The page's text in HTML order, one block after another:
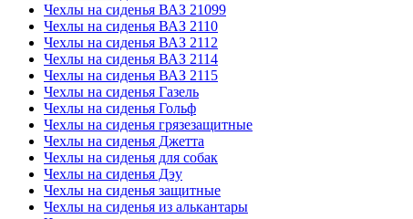
Чехлы на сиденья ВАЗ 21099
Чехлы на сиденья ВАЗ 2110
Чехлы на сиденья ВАЗ 2112
Чехлы на сиденья ВАЗ 2114
Чехлы на сиденья ВАЗ 2115
Чехлы на сиденья Газель
Чехлы на сиденья Гольф
Чехлы на сиденья грязезащитные
Чехлы на сиденья Джетта
Чехлы на сиденья для собак
Чехлы на сиденья Дэу
Чехлы на сиденья защитные
Чехлы на сиденья из алькантары